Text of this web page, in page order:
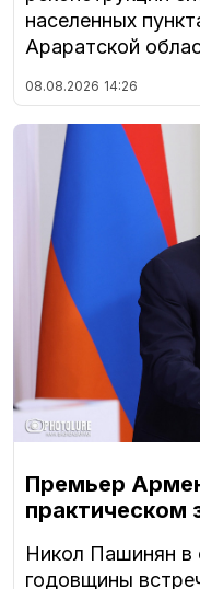
населенных
Араратской
08.08.2026 14:26
Премьер
практическом
Никол Пашинян в
годовщины